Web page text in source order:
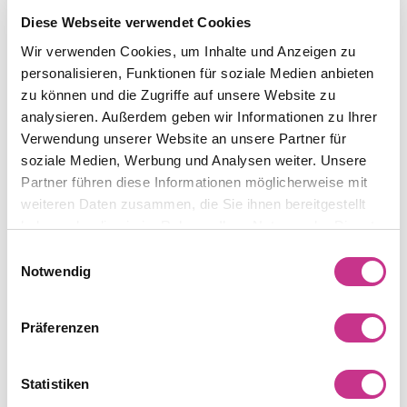
Diese Webseite verwendet Cookies
Wir verwenden Cookies, um Inhalte und Anzeigen zu
personalisieren, Funktionen für soziale Medien anbieten
zu können und die Zugriffe auf unsere Website zu
analysieren. Außerdem geben wir Informationen zu Ihrer
Verwendung unserer Website an unsere Partner für
soziale Medien, Werbung und Analysen weiter. Unsere
Partner führen diese Informationen möglicherweise mit
weiteren Daten zusammen, die Sie ihnen bereitgestellt
haben oder die sie im Rahmen Ihrer Nutzung der Dienste
Notwendig
Präferenzen
Statistiken
Zukunftspläne finanzieren werde. Experten vermuten bis
Euro bei den Krankenhäusern. Gleichzeitig meldeten viele
Insolvenz an. Gaß forderte Lauterbach auf, sich endlich zu
seiner Verantwortung zu bekennen und einen planvollen
Umbauprozess der Krankenhauslandschaft in die Wege zu
leiten. Auch Thomas Greiner vom Arbeitgeberverband
Pflege
kritisierte die Bundesregierung. Wenn der
Bundesfinanzminister und der Bundesgesundheitsminister
Heime und ambulante Dienste in die Katastrophe – und
mit ihnen die Pflegebedürftigen. Seiner Ansicht nach sei es
Zeit für eine nationale Kraftanstrengung, um die aktuellen
Probleme anzugehen.